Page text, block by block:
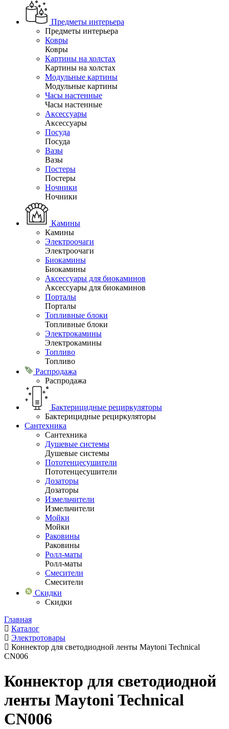
Предметы интерьера
Предметы интерьера
Ковры
Ковры
Картины на холстах
Картины на холстах
Модульные картины
Модульные картины
Часы настенные
Часы настенные
Аксессуары
Аксессуары
Посуда
Посуда
Вазы
Вазы
Постеры
Постеры
Ночники
Ночники
Камины
Камины
Электроочаги
Электроочаги
Биокамины
Биокамины
Аксессуары для биокаминов
Аксессуары для биокаминов
Порталы
Порталы
Топливные блоки
Топливные блоки
Электрокамины
Электрокамины
Топливо
Топливо
Распродажа
Распродажа
Бактерицидные рециркуляторы
Бактерицидные рециркуляторы
Сантехника
Сантехника
Душевые системы
Душевые системы
Пототенцесушители
Пототенцесушители
Дозаторы
Дозаторы
Измельчители
Измельчители
Мойки
Мойки
Раковины
Раковины
Ролл-маты
Ролл-маты
Смесители
Смесители
Скидки
Скидки
Главная
Каталог
Электротовары
Коннектор для светодиодной ленты Maytoni Technical
CN006
Коннектор для светодиодной
ленты Maytoni Technical
CN006